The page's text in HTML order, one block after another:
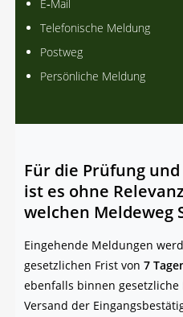
E‑Mail
Tele­fo­ni­sche Meldung
Post­weg
Per­sön­li­che Meldung
Für die Prü­fung
ist es ohne
wel­chen Mel­de­weg
Ein­ge­hen­de Mel­dun­gen
gesetz­li­chen Frist von 7
eben­falls bin­nen
Ver­sand der